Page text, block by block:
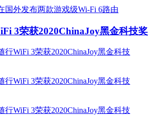
3荣获2020ChinaJoy黑金科技奖